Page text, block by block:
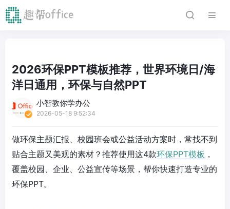
2026环保PPT模板推荐，世界环境日/海
洋日通用，环保与自然PPT
小智教你学办公
2026-05-18 9:52:34
做环保主题汇报、校园班会或公益活动方案时，常找不到
贴合主题又美观的素材？推荐使用这4款环保PPT模板 ，
覆盖校园、企业、公益宣传等场景，帮你快速打造专业的
环保PPT。